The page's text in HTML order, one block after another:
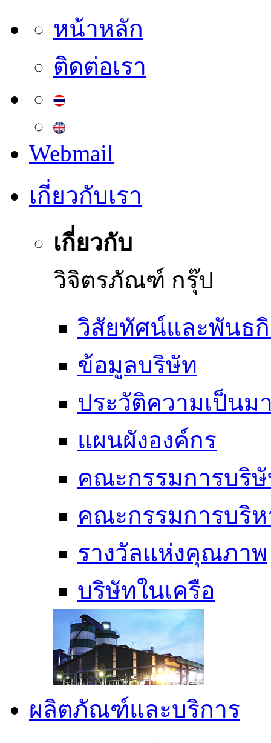
หน้าหลัก
ติดต่อเรา
Webmail
เกี่ยวกับเรา
เกี่ยวกับ
วิจิตรภัณฑ์ กรุ๊ป
วิสัยทัศน์และพันธ
ข้อมูลบริษัท
ประวัติความเป็นม
แผนผังองค์กร
คณะกรรมการบริ
คณะกรรมการบริห
รางวัลแห่งคุณภาพ
บริษัทในเครือ
ผลิตภัณฑ์และบริการ